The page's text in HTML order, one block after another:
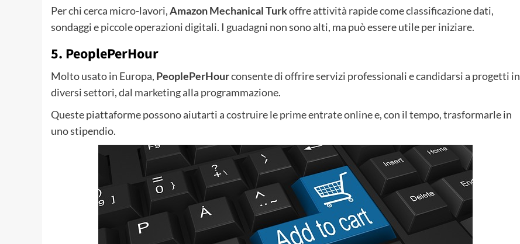
Per chi cerca micro-lavori,Amazon Mechanical Turkoffre attività rapide come classificazione dati,
sondaggi e piccole operazioni digitali. I guadagni non sono alti, ma può essere utile per iniziare.
5. PeoplePerHour
Molto usato in Europa, PeoplePerHourconsente di offrire servizi professionali e candidarsi a progetti in
diversi settori, dal marketing alla programmazione.
Queste piattaforme possono aiutarti a costruire le prime entrate online e, con il tempo, trasformarle in
uno stipendio.